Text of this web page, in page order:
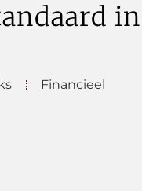
in
Financieel